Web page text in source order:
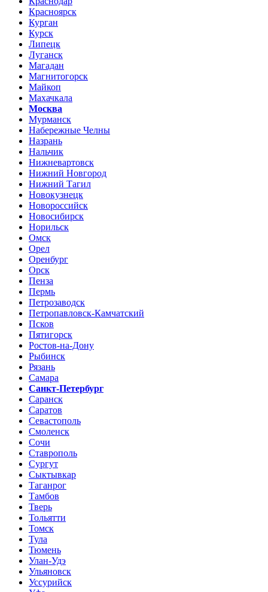
Красноярск
Курган
Курск
Липецк
Луганск
Магадан
Магнитогорск
Майкоп
Махачкала
Москва
Мурманск
Набережные Челны
Назрань
Нальчик
Нижневартовск
Нижний Новгород
Нижний Тагил
Новокузнецк
Новороссийск
Новосибирск
Норильск
Омск
Орел
Оренбург
Орск
Пенза
Пермь
Петрозаводск
Петропавловск-Камчатский
Псков
Пятигорск
Ростов-на-Дону
Рыбинск
Рязань
Самара
Санкт-Петербург
Саранск
Саратов
Севастополь
Смоленск
Сочи
Ставрополь
Сургут
Сыктывкар
Таганрог
Тамбов
Тверь
Тольятти
Томск
Тула
Тюмень
Улан-Удэ
Ульяновск
Уссурийск